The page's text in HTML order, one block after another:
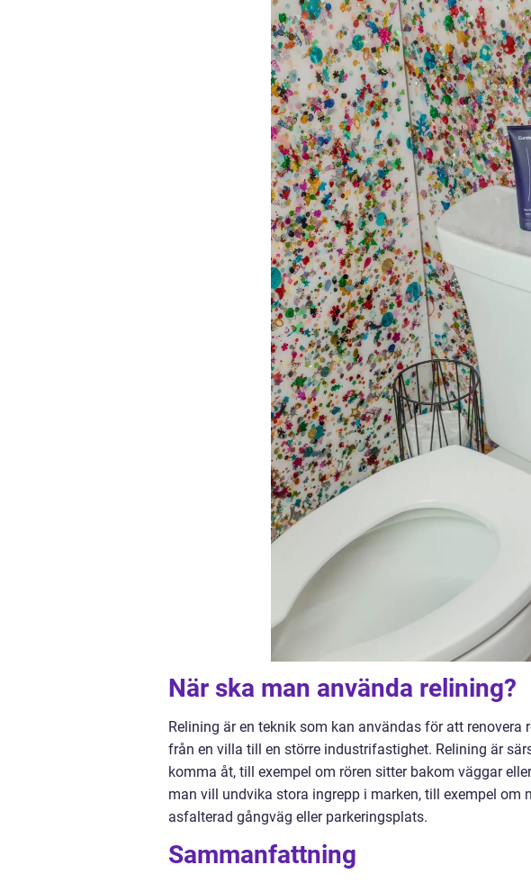
När ska man använda relining?
Relining är en teknik som kan användas för att
från en villa till en större industrifastighet. Relining är
komma åt, till exempel om rören sitter bakom väggar
man vill undvika stora ingrepp i marken, till exempel om
asfalterad gångväg eller parkeringsplats.
Sammanfattning